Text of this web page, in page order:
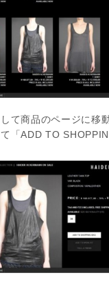
て商品のページに移
「ADD TO